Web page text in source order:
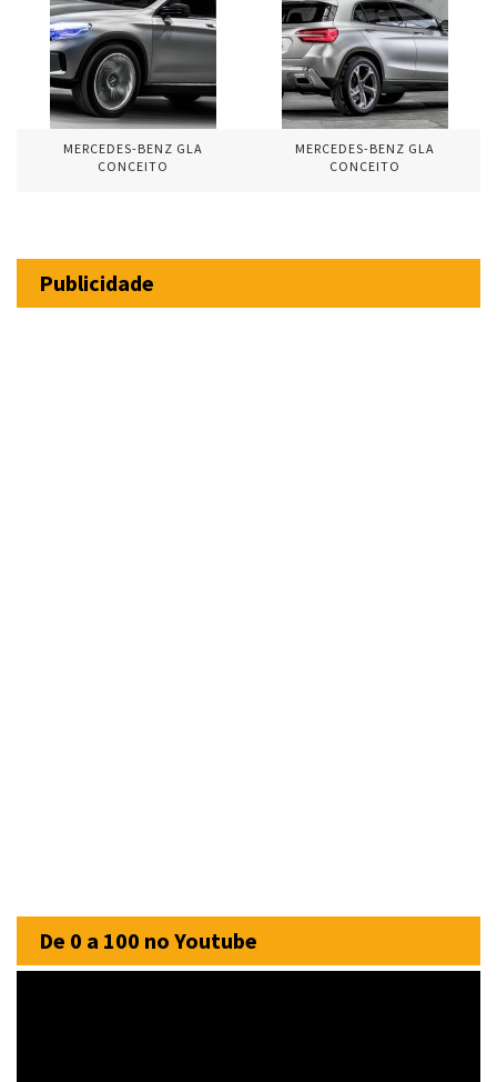
MERCEDES-BENZ GLA
CONCEITO
MERCEDES-BENZ GLA
CONCEITO
Publicidade
De 0 a 100 no Youtube